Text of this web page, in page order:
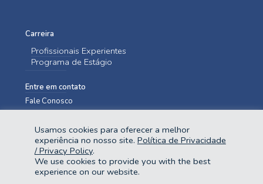
Carreira
Profissionais Experientes
Programa de Estágio
Entre em contato
Fale Conosco
@2023 Domingues e Pinho Contadores. Todos os direitos reservados.
Usamos cookies para oferecer a melhor
experiência no nosso site. Política de Privacidade
/ Privacy Policy.
We use cookies to provide you with the best
experience on our website.